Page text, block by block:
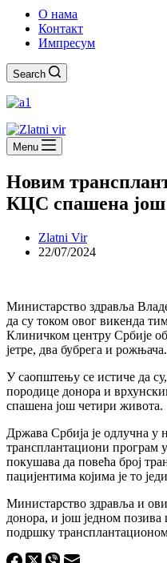
О нама
Контакт
Импресум
Search
Menu
Новим
КЦС спашена још
Zlatni Vir
22/07/2024
Министарство здравља
да су током овог викенда
Клиничком центру Србије
јетре, два бубрега и рожњача.
У саопштењу се истиче да
породице донора и
спашена још четири живота.
Држава Србија је одлучна у
трансплантациони програм
покушава да повећа број
пацијентима којима је то
Министарство здравља и
донора, и још једном
подршку